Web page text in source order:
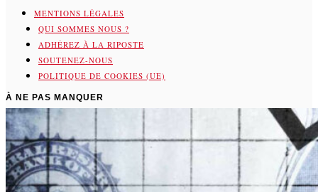
MENTIONS LÉGALES
QUI SOMMES NOUS ?
ADHÉREZ À LA RIPOSTE
SOUTENEZ-NOUS
POLITIQUE DE COOKIES (UE)
À NE PAS MANQUER